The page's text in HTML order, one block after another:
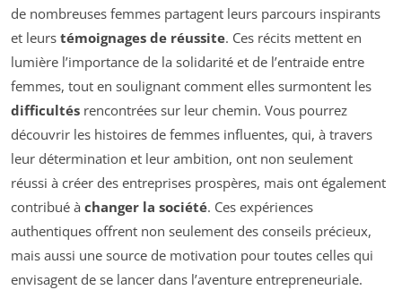
de nombreuses femmes partagent leurs parcours inspirants
et leurs témoignages de réussite. Ces récits mettent en
lumière l’importance de la solidarité et de l’entraide entre
femmes, tout en soulignant comment elles surmontent les
difficultés rencontrées sur leur chemin. Vous pourrez
découvrir les histoires de femmes influentes, qui, à travers
leur détermination et leur ambition, ont non seulement
réussi à créer des entreprises prospères, mais ont également
contribué à changer la société. Ces expériences
authentiques offrent non seulement des conseils précieux,
mais aussi une source de motivation pour toutes celles qui
envisagent de se lancer dans l’aventure entrepreneuriale.